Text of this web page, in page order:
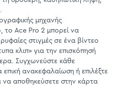
μηχανής
το Ace Pro 2 μπορεί να
στιγμές σε ένα βίντεο
κλιπ» για την επισκόπησή
Συγχωνεύστε κάθε
ανακεφαλαίωση ή επιλέξτε
αποθηκεύσετε στην κάρτα